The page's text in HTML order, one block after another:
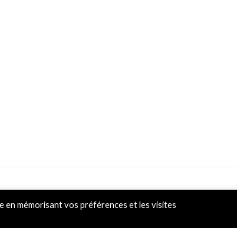
mémorisant vos préférences et les visites